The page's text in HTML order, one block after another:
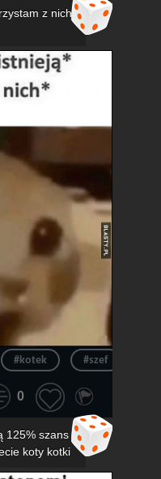
z nich,
#kotek #szef
0
125% szans
koty kotki